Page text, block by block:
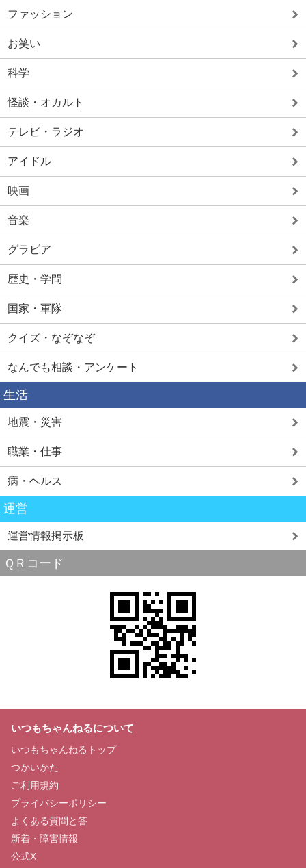
ファッション
お笑い
科学
怪談・オカルト
テレビ・ラジオ
アイドル
映画
音楽
グラビア
歴史・学問
国家・軍隊
クイズ・なぞなぞ
なんでも相談・アンケート
生活
地震・災害
職業・仕事
病・ヘルス
運営
運営情報掲示板
ＱＲコード
いつもちゃんねるについて
いつもちゃんねるトップ
つかいかた
ご利用規約
プライバシーポリシー
よくある質問と答
新着・障害情報
公式X